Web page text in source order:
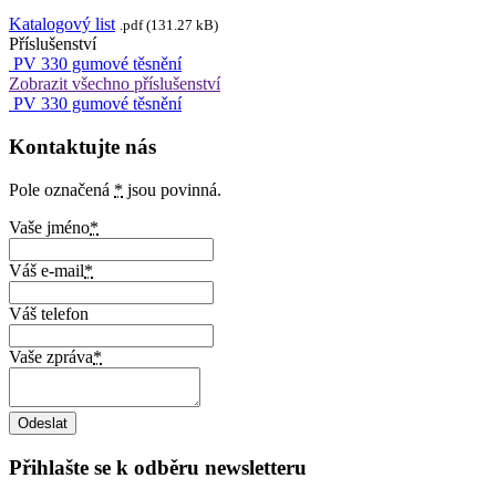
Katalogový list .pdf (131.27 kB)
Příslušenství
PV 330 gumové těsnění
Zobrazit všechno příslušenství
PV 330 gumové těsnění
Kontaktujte nás
Pole označená * jsou povinná.
Vaše jméno*
Váš e-mail*
Váš telefon
Vaše zpráva*
Přihlašte se k odběru newsletteru